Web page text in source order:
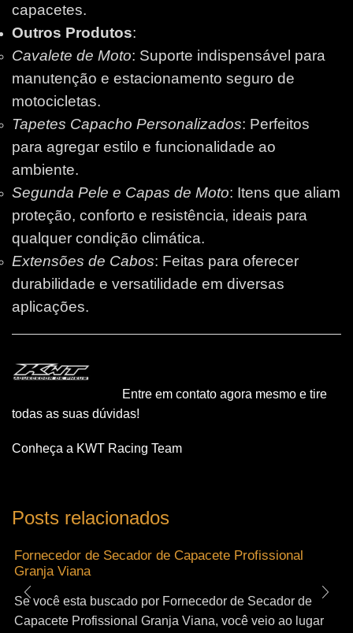
capacetes.
Outros Produtos:
Cavalete de Moto: Suporte indispensável para
manutenção e estacionamento seguro de
motocicletas.
Tapetes Capacho Personalizados: Perfeitos
para agregar estilo e funcionalidade ao
ambiente.
Segunda Pele e Capas de Moto: Itens que aliam
proteção, conforto e resistência, ideais para
qualquer condição climática.
Extensões de Cabos: Feitas para oferecer
durabilidade e versatilidade em diversas
aplicações.
Entre em contato agora mesmo e tire
todas as suas dúvidas!
Conheça a KWT Racing Team
Posts relacionados
Fornecedor de Secador de Capacete Profissional
Granja Viana
Se você esta buscado por Fornecedor de Secador de
Capacete Profissional Granja Viana, você veio ao lugar